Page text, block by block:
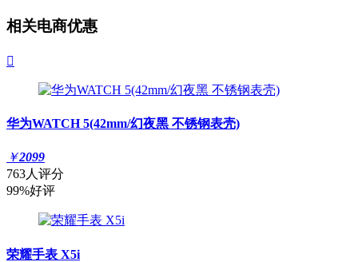
相关电商优惠

华为WATCH 5(42mm/幻夜黑 不锈钢表壳)
￥2099
763人评分
99%好评
荣耀手表 X5i